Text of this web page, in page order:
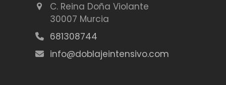
C. Reina Doña Violante
30007 Murcia
681308744
info@doblajeintensivo.com